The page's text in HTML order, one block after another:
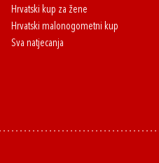
Hrvatski kup za žene
Hrvatski malonogometni kup
Sva natjecanja